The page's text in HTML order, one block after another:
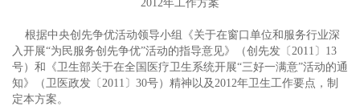
2012年工作方案
根据中央创先争优活动领导小组《关于在窗口单位和服务行业深
入开展“为民服务创先争优”活动的指导意见》（创先发〔2011〕13
号）和《卫生部关于在全国医疗卫生系统开展“三好一满意”活动的通
知》（卫医政发〔2011〕30号）精神以及2012年卫生工作要点，制
定本方案。